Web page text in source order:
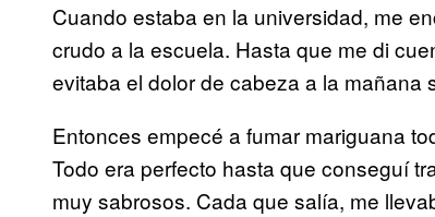
Cuando estaba en la universidad, me
crudo a la escuela. Hasta que me di
evitaba el dolor de cabeza a la mañana
Entonces empecé a fumar mariguana
Todo era perfecto hasta que conseguí
muy sabrosos. Cada que salía, me